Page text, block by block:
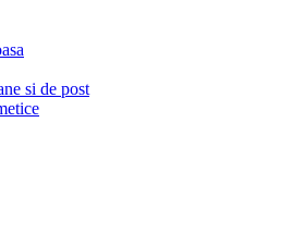
si de post